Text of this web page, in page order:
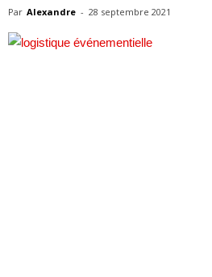
Par Alexandre - 28 septembre 2021